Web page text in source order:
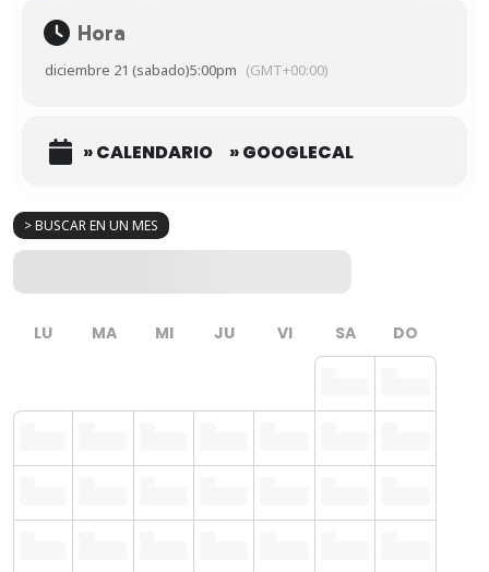
> BUSCAR EN UN MES
LU MA MI JU VI SA DO
Hora
diciembre 21 (sabado)5:00pm (GMT+00:00)
» CALENDARIO » GOOGLECAL